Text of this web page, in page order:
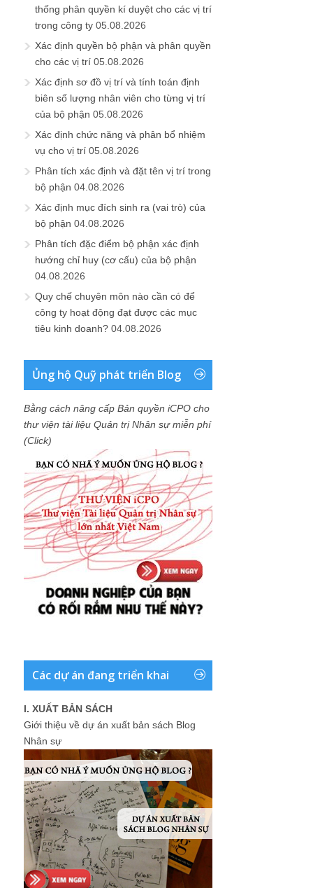
thống phân quyền kí duyệt cho các vị trí
trong công ty 05.08.2026
Xác định quyền bộ phận và phân quyền
cho các vị trí 05.08.2026
Xác định sơ đồ vị trí và tính toán định
biên số lượng nhân viên cho từng vị trí
của bộ phận 05.08.2026
Xác định chức năng và phân bổ nhiệm
vụ cho vị trí 05.08.2026
Phân tích xác định và đặt tên vị trí trong
bộ phận 04.08.2026
Xác định mục đích sinh ra (vai trò) của
bộ phận 04.08.2026
Phân tích đặc điểm bộ phận xác định
hướng chỉ huy (cơ cấu) của bộ phận
04.08.2026
Quy chế chuyên môn nào cần có để
công ty hoạt động đạt được các mục
tiêu kinh doanh? 04.08.2026
Ủng hộ Quỹ phát triển Blog
Bằng cách nâng cấp Bản quyền iCPO cho
thư viện tài liệu Quản trị Nhân sự miễn phí
(Click)
Các dự án đang triển khai
I. XUẤT BẢN SÁCH
Giới thiệu về dự án xuất bản sách Blog
Nhân sự